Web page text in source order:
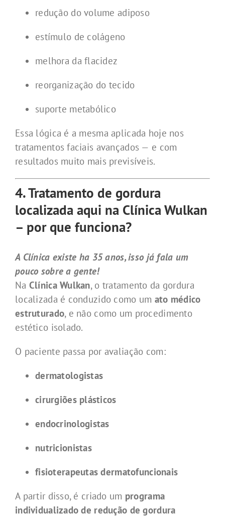
redução do volume adiposo
estímulo de colágeno
melhora da flacidez
reorganização do tecido
suporte metabólico
Essa lógica é a mesma aplicada hoje nos
tratamentos faciais avançados — e com
resultados muito mais previsíveis.
4. Tratamento de gordura
localizada aqui na Clínica Wulkan
– por que funciona?
A Clínica existe ha 35 anos, isso já fala um
pouco sobre a gente!
Na Clínica Wulkan, o tratamento da gordura
localizada é conduzido como um ato médico
estruturado, e não como um procedimento
estético isolado.
O paciente passa por avaliação com:
dermatologistas
cirurgiões plásticos
endocrinologistas
nutricionistas
fisioterapeutas dermatofuncionais
A partir disso, é criado um programa
individualizado de redução de gordura